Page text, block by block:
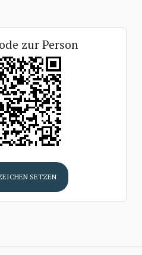
zur Person
SETZEN